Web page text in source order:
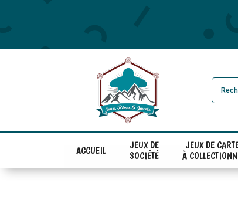
ACCUEIL
JEUX DE
SOCIÉTÉ
JEUX DE
À